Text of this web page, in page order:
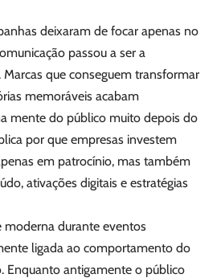
deixaram de focar apenas no
passou a ser a
que conseguem transformar
memoráveis acabam
mente do público muito depois do
por que empresas investem
em patrocínio, mas também
ativações digitais e estratégias
moderna durante eventos
ligada ao comportamento do
Enquanto antigamente o público